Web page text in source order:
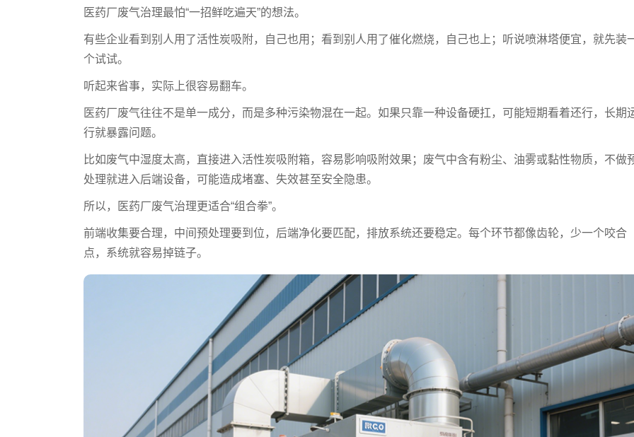
医药厂废气治理最怕“一招鲜吃遍天”的想法。
有些企业看到别人用了活性炭吸附，自己也用；看到别人用了催化燃烧，自己也上；听说喷淋塔便宜，就先装
个试试。
听起来省事，实际上很容易翻车。
医药厂废气往往不是单一成分，而是多种污染物混在一起。如果只靠一种设备硬扛，可能短期看着还行，长期
行就暴露问题。
比如废气中湿度太高，直接进入活性炭吸附箱，容易影响吸附效果；废气中含有粉尘、油雾或黏性物质，不做
处理就进入后端设备，可能造成堵塞、失效甚至安全隐患。
所以，医药厂废气治理更适合“组合拳”。
前端收集要合理，中间预处理要到位，后端净化要匹配，排放系统还要稳定。每个环节都像齿轮，少一个咬合
点，系统就容易掉链子。